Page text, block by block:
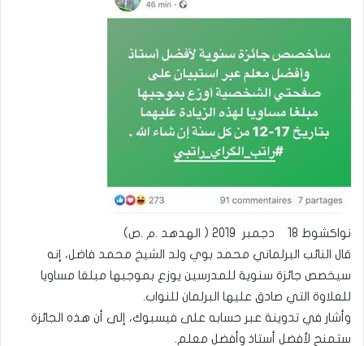
نواكشوط 18 دجمبر 2019 ( الهدهد .م .ص)
قال النائب البرلماني محمد بوي ولد الشيخ محمد فاضل، إنه
سيخصص جائزة سنوية للمدرسين يوزع بموجبها مبلغا مساويا
للعلاوة التي صادق عليها البرلمان للنواب.
وأشار في تدوينة عبر حسابه على فيسبوك، إلى أن هذه الجائزة
ستمنح لأفضل أستاذ وأفضل معلم.